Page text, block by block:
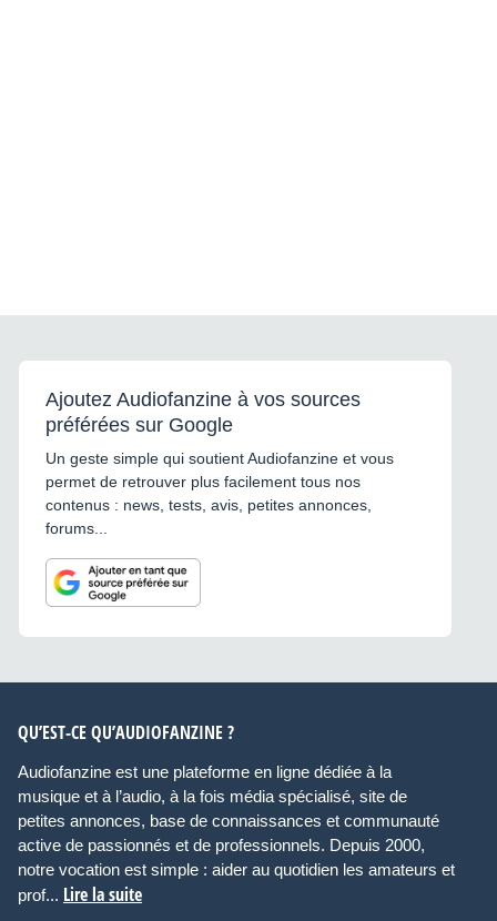
Ajoutez Audiofanzine à vos sources
préférées sur Google
Un geste simple qui soutient Audiofanzine et vous
permet de retrouver plus facilement tous nos
contenus : news, tests, avis, petites annonces,
forums...
QU’EST-CE QU’AUDIOFANZINE ?
Audiofanzine est une plateforme en ligne dédiée à la
musique et à l’audio, à la fois média spécialisé, site de
petites annonces, base de connaissances et communauté
active de passionnés et de professionnels. Depuis 2000,
notre vocation est simple : aider au quotidien les amateurs et
prof... Lire la suite